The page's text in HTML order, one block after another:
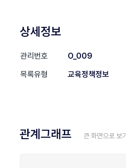
상세정보
관리번호
O_009
목록유형
교육정책정보
관계그래프 큰 화면으로 보기